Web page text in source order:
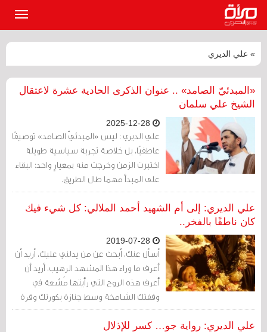
» علي الديري
«المبدئيّ الصامد» .. عنوان الذكرى الحادية عشرة لاعتقال
الشيخ علي سلمان
علي الديري : ليس «المبدئيّ الصامد» توصيفًا
عاطفيًا، بل خلاصة تجربة سياسية طويلة
اختبرت الزمن وخرجت منه بمعيارٍ واحد: البقاء
على المبدأ مهما طال الطريق.
علي الديري: إلى أم الشهيد أحمد الملالي: كل شيء فيك
كان ناطقًا بالفخر..
أسأل عنك، أبحث عن من يدلني عليك، أريد أن
أعرف ما وراء هذا المشهد الرهيب، أريد أن
أعرف هذه الروح التي رأيتها مُشعة في
وقفتك الشامخة وسط جنازة بكورتك وقرة
عينك وشهيدك البطل. حدثوني عن "يدك
الممدودة دومًا بالخير" فتأملت في يدك وهيعلي الديري: رواية جو… كسر للإذلال